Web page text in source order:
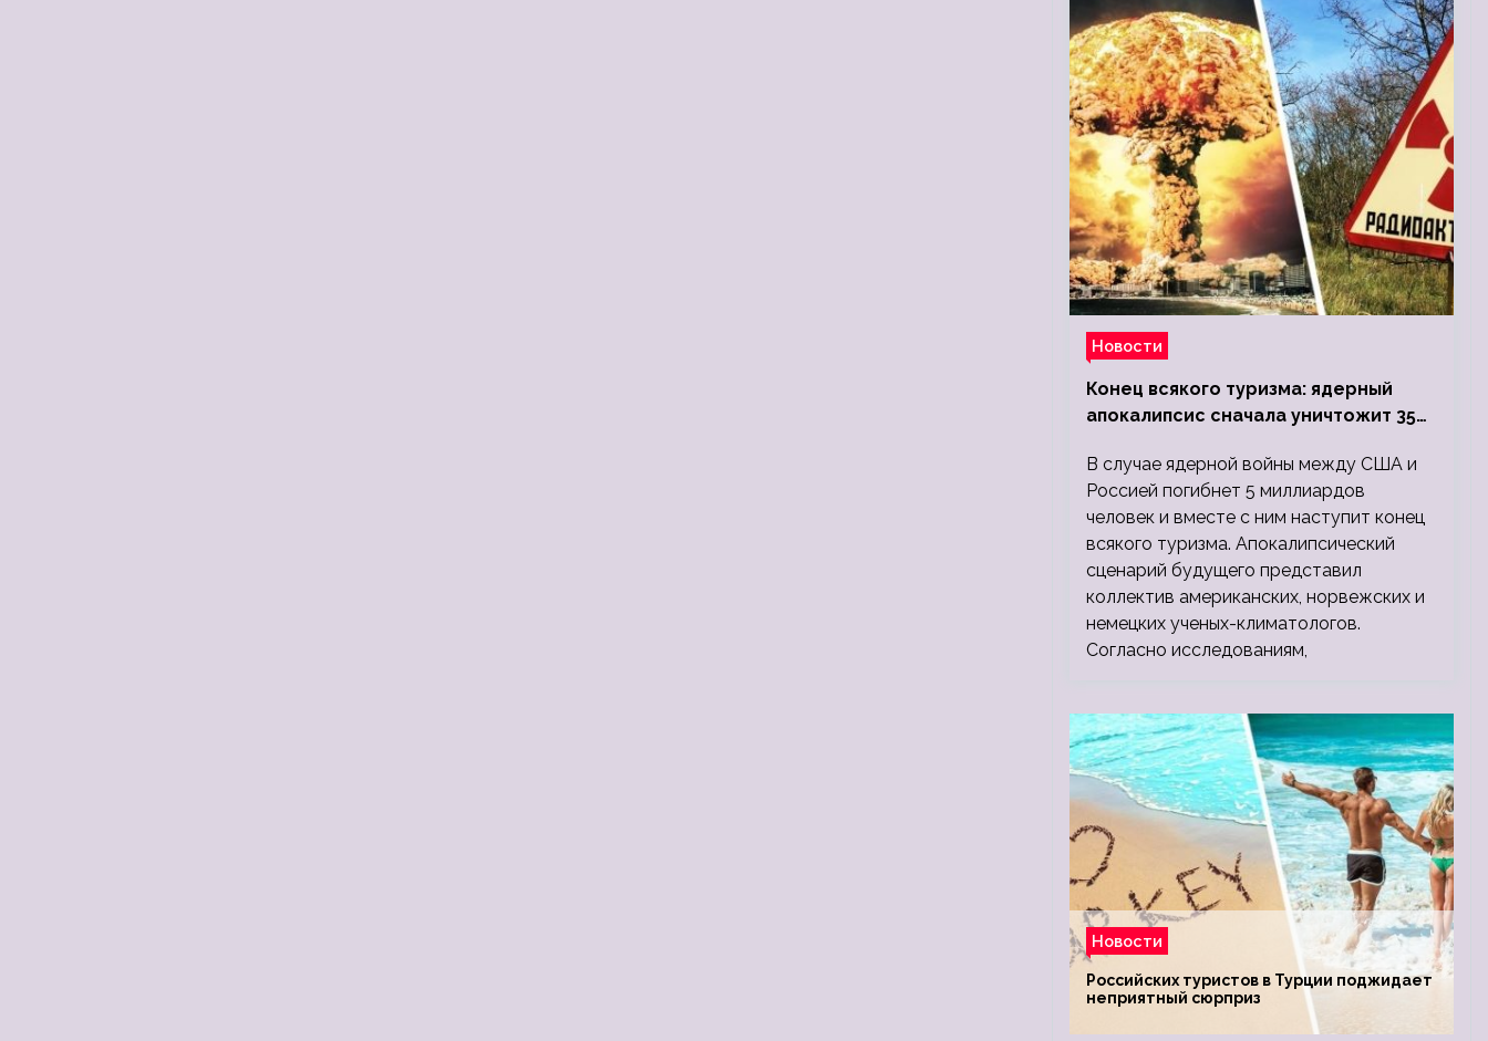
Новости
Конец всякого туризма: ядерный
апокалипсис сначала уничтожит 350
людей
В случае ядерной войны между США и
Россией погибнет 5 миллиардов
человек и вместе с ним наступит конец
всякого туризма. Апокалипсический
сценарий будущего представил
коллектив американских, норвежских и
немецких ученых-климатологов.
Согласно исследованиям,
Новости
Российских туристов в Турции поджидает
неприятный сюрприз